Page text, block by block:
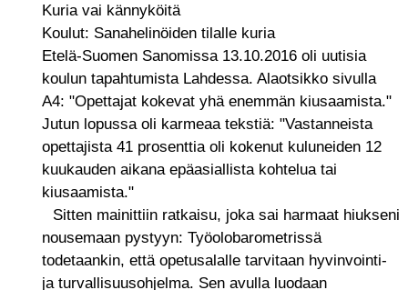
Kuria vai kännyköitä
Koulut: Sanahelinöiden tilalle kuria
Etelä-Suomen Sanomissa 13.10.2016 oli uutisia
koulun tapahtumista Lahdessa. Alaotsikko sivulla
A4: "Opettajat kokevat yhä enemmän kiusaamista."
Jutun lopussa oli karmeaa tekstiä: "Vastanneista
opettajista 41 prosenttia oli kokenut kuluneiden 12
kuukauden aikana epäasiallista kohtelua tai
kiusaamista."
Sitten mainittiin ratkaisu, joka sai harmaat hiukseni
nousemaan pystyyn: Työolobarometrissä
todetaankin, että opetusalalle tarvitaan hyvinvointi-
ja turvallisuusohjelma. Sen avulla luodaan